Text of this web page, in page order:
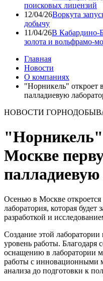
поисковых лицензий
12/04/26Воркута
добычу
11/04/26В Кабардино-
золота и вольфрамо-
Главная
Новости
О компаниях
"Норникель" откроет
палладиевую
НОВОСТИ
"Норникель"
Москве
Осенью в Москве
лаборатория, которая будет
разработкой и
Создание этой
уровень работы. Благодаря
оснащению в лаборатории
работы с инновационными
анализа до подготовки к